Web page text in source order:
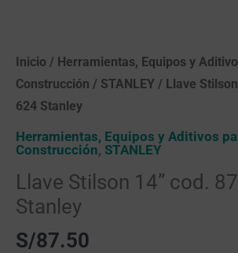
Inicio / Herramientas, Equipos y
Construcción / STANLEY / Llave
624 Stanley
Herramientas, Equipos y Aditivos
Construcción, STANLEY
Llave Stilson 14” cod.
Stanley
S/87.50